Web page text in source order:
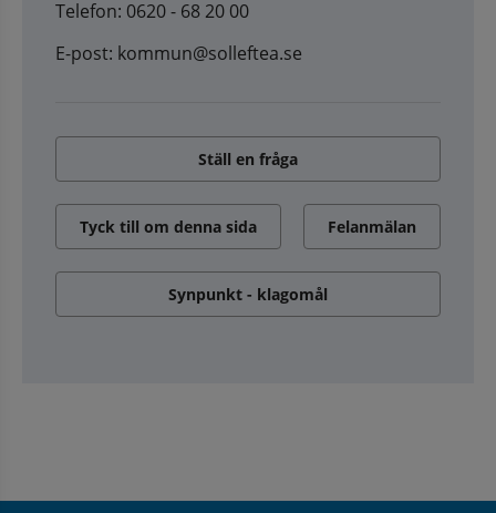
Telefon: 0620 - 68 20 00
E-post: kommun@solleftea.se
Ställ en fråga
Tyck till om denna sida Felanmälan
Synpunkt - klagomål